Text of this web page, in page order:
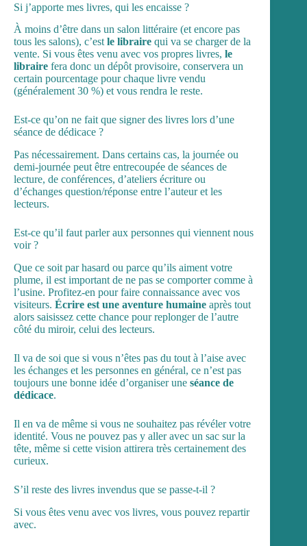
Si j’apporte mes livres, qui les encaisse ?
À moins d’être dans un salon littéraire (et encore pas
tous les salons), c’estle libraire qui va se charger de la
vente. Si vous êtes venu avec vos propres livres, le
libraire fera donc un dépôt provisoire, conservera un
certain pourcentage pour chaque livre vendu
(généralement 30 %) et vous rendra le reste.
Est-ce qu’on ne fait que signer des livres lors d’une
séance de dédicace ?
Pas nécessairement. Dans certains cas, la journée ou
demi-journée peut être entrecoupée de séances de
lecture, de conférences, d’ateliers écriture ou
d’échanges question/réponse entre l’auteur et les
lecteurs.
Est-ce qu’il faut parler aux personnes qui viennent nous
voir ?
Que ce soit par hasard ou parce qu’ils aiment votre
plume, il est important de ne pas se comporter comme à
l’usine. Profitez-en pour faire connaissance avec vos
visiteurs. Écrire est une aventure humaine après tout
alors saisissez cette chance pour replonger de l’autre
côté du miroir, celui des lecteurs.
Il va de soi que si vous n’êtes pas du tout à l’aise avec
les échanges et les personnes en général, ce n’est pas
toujours une bonne idée d’organiser une séance de
dédicace.
Il en va de même si vous ne souhaitez pas révéler votre
identité. Vous ne pouvez pas y aller avec un sac sur la
tête, même si cette vision attirera très certainement des
curieux.
S’il reste des livres invendus que se passe-t-il ?
Si vous êtes venu avec vos livres, vous pouvez repartir
avec.